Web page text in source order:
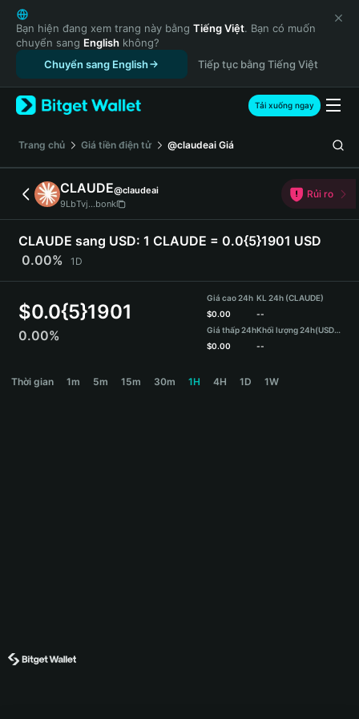
English
日本語
Tiếng Việt
Русский
Español (Latinoamérica)
Türkçe
Français
Deutsch
简体中文
繁體中文
Português (Portugal)
Bahasa Indonesia
ภาษาไทย
हिन्दी
Español
Português (Brasil)
Bạn hiện đang xem trang này bằng Tiếng Việt. Bạn có muốn
chuyển sang English không?
Chuyển sang English
Tiếp tục bằng Tiếng Việt
Tải xuống ngay
‌Trang chủ Giá tiền điện tử @claudeai Giá
CLAUDE@claudeai
9LbTvj...bonk
Rủi ro
CLAUDE sang USD: 1 CLAUDE = 0.0{5}1901 USD
0.00%
1D
$0.0{5}1901
0.00%
Giá cao 24h
$0.00
Giá thấp 24h
$0.00
KL 24h (CLAUDE)
--
Khối lượng 24h(USDT)
--
Thời gian 1m 5m 15m 30m 1H 4H 1D 1W